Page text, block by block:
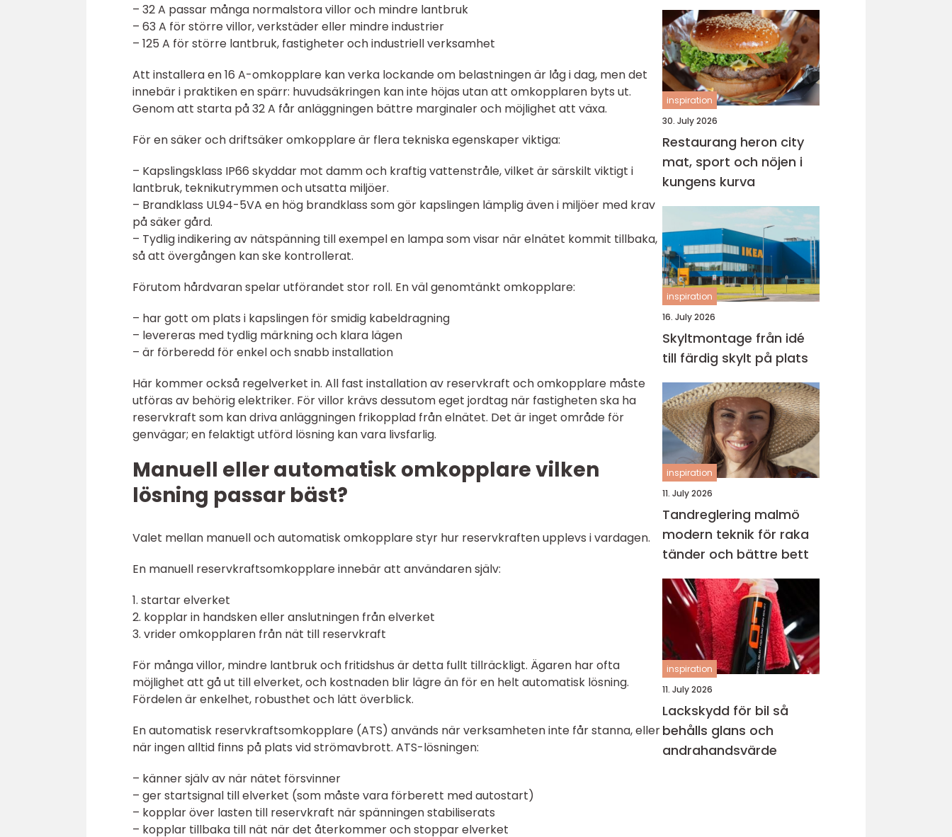
– 32 A passar många normalstora villor och mindre lantbruk
– 63 A för större villor, verkstäder eller mindre industrier
– 125 A för större lantbruk, fastigheter och industriell verksamhet
Att installera en 16 A-omkopplare kan verka lockande om belastningen är låg i dag, men det
innebär i praktiken en spärr: huvudsäkringen kan inte höjas utan att omkopplaren byts ut.
Genom att starta på 32 A får anläggningen bättre marginaler och möjlighet att växa.
För en säker och driftsäker omkopplare är flera tekniska egenskaper viktiga:
– Kapslingsklass IP66 skyddar mot damm och kraftig vattenstråle, vilket är särskilt viktigt i
lantbruk, teknikutrymmen och utsatta miljöer.
– Brandklass UL94-5VA en hög brandklass som gör kapslingen lämplig även i miljöer med krav
på säker gård.
– Tydlig indikering av nätspänning till exempel en lampa som visar när elnätet kommit tillbaka,
så att övergången kan ske kontrollerat.
Förutom hårdvaran spelar utförandet stor roll. En väl genomtänkt omkopplare:
– har gott om plats i kapslingen för smidig kabeldragning
– levereras med tydlig märkning och klara lägen
– är förberedd för enkel och snabb installation
Här kommer också regelverket in. All fast installation av reservkraft och omkopplare måste
utföras av behörig elektriker. För villor krävs dessutom eget jordtag när fastigheten ska ha
reservkraft som kan driva anläggningen frikopplad från elnätet. Det är inget område för
genvägar; en felaktigt utförd lösning kan vara livsfarlig.
Manuell eller automatisk omkopplare vilken
lösning passar bäst?
Valet mellan manuell och automatisk omkopplare styr hur reservkraften upplevs i vardagen.
En manuell reservkraftsomkopplare innebär att användaren själv:
1. startar elverket
2. kopplar in handsken eller anslutningen från elverket
3. vrider omkopplaren från nät till reservkraft
För många villor, mindre lantbruk och fritidshus är detta fullt tillräckligt. Ägaren har ofta
möjlighet att gå ut till elverket, och kostnaden blir lägre än för en helt automatisk lösning.
Fördelen är enkelhet, robusthet och lätt överblick.
En automatisk reservkraftsomkopplare (ATS) används när verksamheten inte får stanna, eller
när ingen alltid finns på plats vid strömavbrott. ATS-lösningen:
– känner själv av när nätet försvinner
– ger startsignal till elverket (som måste vara förberett med autostart)
– kopplar över lasten till reservkraft när spänningen stabiliserats
– kopplar tillbaka till nät när det återkommer och stoppar elverket
inspiration
30. July 2026
Restaurang heron city
mat, sport och nöjen i
kungens kurva
inspiration
16. July 2026
Skyltmontage från idé
till färdig skylt på plats
inspiration
11. July 2026
Tandreglering malmö
modern teknik för raka
tänder och bättre bett
inspiration
11. July 2026
Lackskydd för bil så
behålls glans och
andrahandsvärde